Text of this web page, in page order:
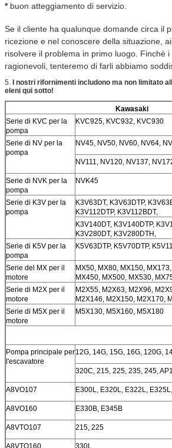
*buon atteggiamento di servizio.
Se il cliente ha qualunque domande circa il
ricezione e nel conoscere della situazione,
risolvere il problema in primo luogo. Finchè
ragionevoli, tenteremo di farli abbiamo
5. I nostri rifornimenti includono ma non limitato
eleni qui sotto!
Kawasaki
Serie di KVC per la
pompa
KVC925, KVC932, KVC930
Serie di NV per la
pompa
NV45, NV50, NV60, NV64,
NV111, NV120, NV137,
Serie di NVK per la
pompa
NVK45
Serie di K3V per la
pompa
K3V63DT, K3V63DTP,
K3V112DTP, K3V112BDT,
K3V140DT, K3V140DTP,
K3V280DT, K3V280DTH,
Serie di K5V per la
pompa
K5V63DTP, K5V70DTP,
Serie del MX per il
motore
MX50, MX80, MX150,
MX450, MX500, MX530,
Serie di M2X per il
motore
M2X55, M2X63, M2X96,
M2X146, M2X150, M2X170,
Serie di M5X per il
motore
M5X130, M5X160, M5X180
Pompa principale per
l'escavatore
12G, 14G, 15G, 16G, 120G,
320C, 215, 225, 235, 245,
A8VO107 E300L, E320L, E322L,
A8VO160 E330B, E345B
A8VTO107 215, 225
A8VTO160 330L